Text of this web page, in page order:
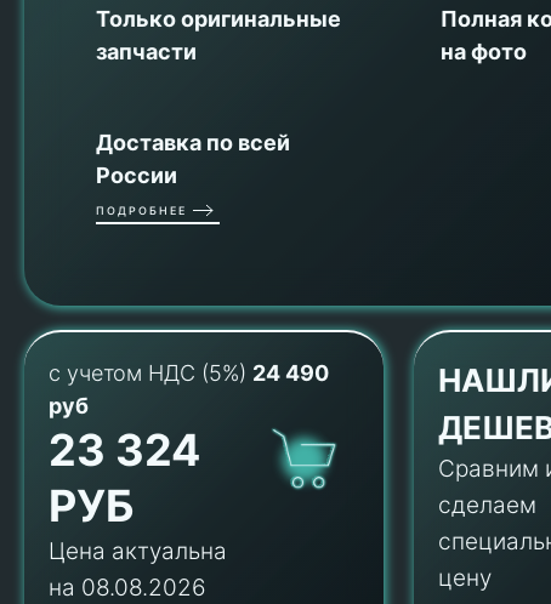
Только оригинальные
запчасти
Полная
на фото
Доставка по всей
России
ПОДРОБНЕЕ
с учетом НДС (5%) 24 490
руб
23 324
РУБ
Цена актуальна
на 08.08.2026
Сравним
сделаем
цену